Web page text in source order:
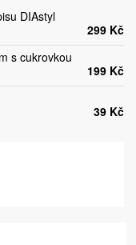
DIAstyl
299 Kč
s cukrovkou
199 Kč
39 Kč